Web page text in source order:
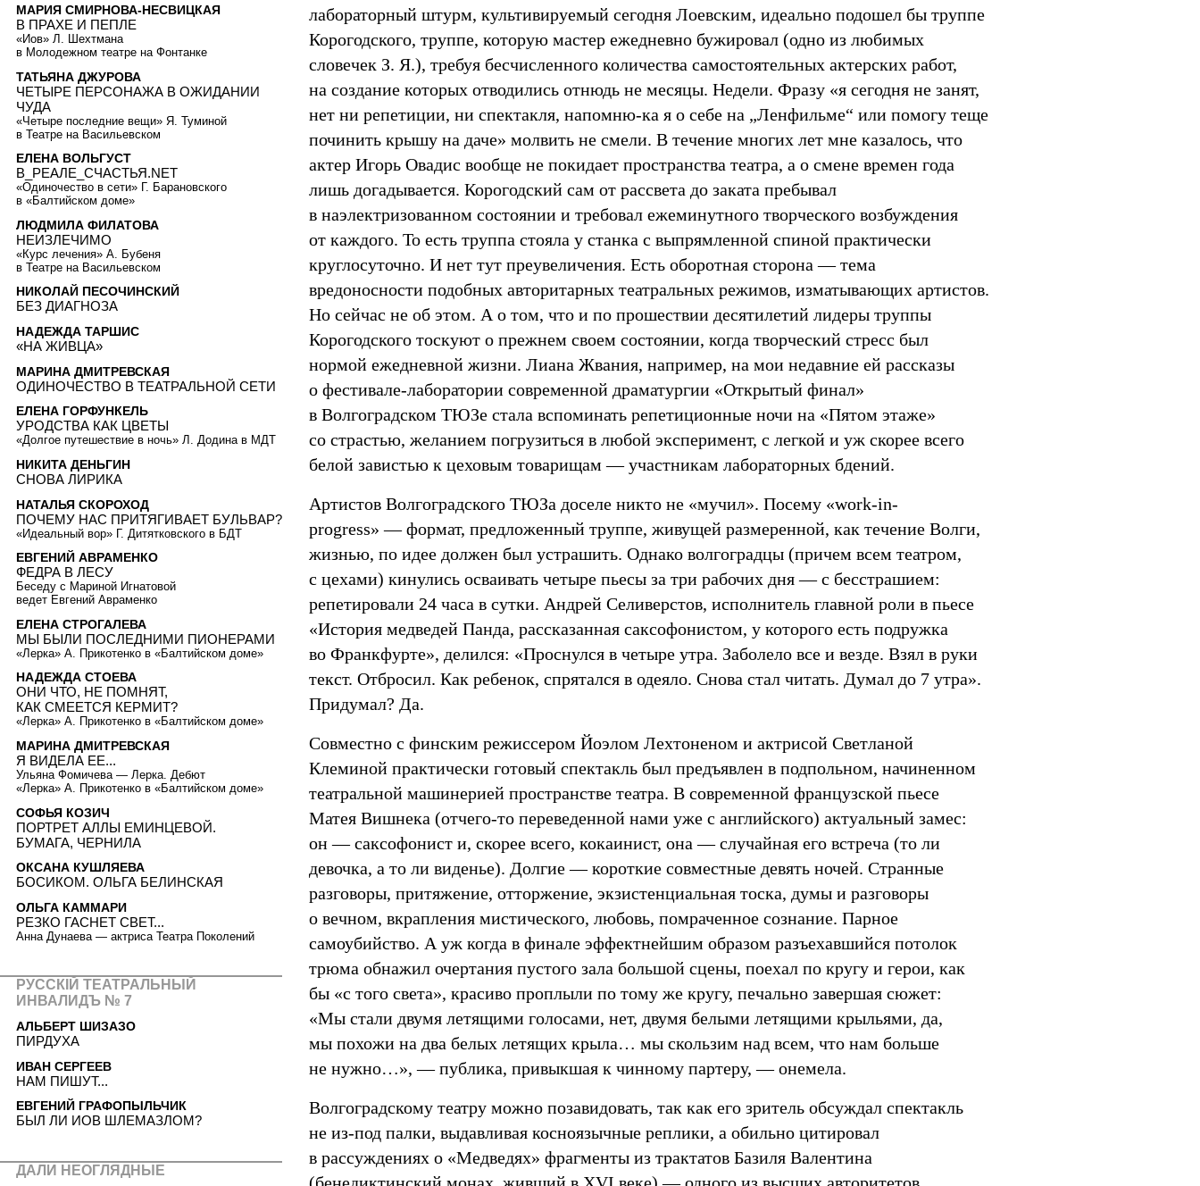
лабораторный штурм, культивируемый сегодня Лоевским, идеально подошел бы труппе
Корогодского, труппе, которую мастер ежедневно бужировал (одно из любимых
словечек З. Я.), требуя бесчисленного количества самостоятельных актерских работ,
на создание которых отводились отнюдь не месяцы. Недели. Фразу «я сегодня не занят,
нет ни репетиции, ни спектакля, напомню-ка я о себе на „Ленфильме“ или помогу теще
починить крышу на даче» молвить не смели. В течение многих лет мне казалось, что
актер Игорь Овадис вообще не покидает пространства театра, а о смене времен года
лишь догадывается. Корогодский сам от рассвета до заката пребывал
в наэлектризованном состоянии и требовал ежеминутного творческого возбуждения
от каждого. То есть труппа стояла у станка с выпрямленной спиной практически
круглосуточно. И нет тут преувеличения. Есть оборотная сторона — тема
вредоносности подобных авторитарных театральных режимов, изматывающих артистов.
Но сейчас не об этом. А о том, что и по прошествии десятилетий лидеры труппы
Корогодского тоскуют о прежнем своем состоянии, когда творческий стресс был
нормой ежедневной жизни. Лиана Жвания, например, на мои недавние ей рассказы
о фестивале-лаборатории современной драматургии «Открытый финал»
в Волгоградском ТЮЗе стала вспоминать репетиционные ночи на «Пятом этаже»
со страстью, желанием погрузиться в любой эксперимент, с легкой и уж скорее всего
белой завистью к цеховым товарищам — участникам лабораторных бдений.
Артистов Волгоградского ТЮЗа доселе никто не «мучил». Посему «work-in-
progress» — формат, предложенный труппе, живущей размеренной, как течение Волги,
жизнью, по идее должен был устрашить. Однако волгоградцы (причем всем театром,
с цехами) кинулись осваивать четыре пьесы за три рабочих дня — с бесстрашием:
репетировали 24 часа в сутки. Андрей Селиверстов, исполнитель главной роли в пьесе
«История медведей Панда, рассказанная саксофонистом, у которого есть подружка
во Франкфурте», делился: «Проснулся в четыре утра. Заболело все и везде. Взял в руки
текст. Отбросил. Как ребенок, спрятался в одеяло. Снова стал читать. Думал до 7 утра».
Придумал? Да.
Совместно с финским режиссером Йоэлом Лехтоненом и актрисой Светланой
Клеминой практически готовый спектакль был предъявлен в подпольном, начиненном
театральной машинерией пространстве театра. В современной французской пьесе
Матея Вишнека (отчего-то переведенной нами уже с английского) актуальный замес:
он — саксофонист и, скорее всего, кокаинист, она — случайная его встреча (то ли
девочка, а то ли виденье). Долгие — короткие совместные девять ночей. Странные
разговоры, притяжение, отторжение, экзистенциальная тоска, думы и разговоры
о вечном, вкрапления мистического, любовь, помраченное сознание. Парное
самоубийство. А уж когда в финале эффектнейшим образом разъехавшийся потолок
трюма обнажил очертания пустого зала большой сцены, поехал по кругу и герои, как
бы «с того света», красиво проплыли по тому же кругу, печально завершая сюжет:
«Мы стали двумя летящими голосами, нет, двумя белыми летящими крыльями, да,
мы похожи на два белых летящих крыла… мы скользим над всем, что нам больше
не нужно…», — публика, привыкшая к чинному партеру, — онемела.
Волгоградскому театру можно позавидовать, так как его зритель обсуждал спектакль
не из-под палки, выдавливая косноязычные реплики, а обильно цитировал
в рассуждениях о «Медведях» фрагменты из трактатов Базиля Валентина
МАРИЯ СМИРНОВА-НЕСВИЦКАЯ
В ПРАХЕ И ПЕПЛЕ
«Иов» Л. Шехтмана
в Молодежном театре на Фонтанке
ТАТЬЯНА ДЖУРОВА
ЧЕТЫРЕ ПЕРСОНАЖА В ОЖИДАНИИ
ЧУДА
«Четыре последние вещи» Я. Туминой
в Театре на Васильевском
ЕЛЕНА ВОЛЬГУСТ
В_РЕАЛЕ_СЧАСТЬЯ.NET
«Одиночество в сети» Г. Барановского
в «Балтийском доме»
ЛЮДМИЛА ФИЛАТОВА
НЕИЗЛЕЧИМО
«Курс лечения» А. Бубеня
в Театре на Васильевском
НИКОЛАЙ ПЕСОЧИНСКИЙ
БЕЗ ДИАГНОЗА
НАДЕЖДА ТАРШИС
«НА ЖИВЦА»
МАРИНА ДМИТРЕВСКАЯ
ОДИНОЧЕСТВО В ТЕАТРАЛЬНОЙ СЕТИ
ЕЛЕНА ГОРФУНКЕЛЬ
УРОДСТВА КАК ЦВЕТЫ
«Долгое путешествие в ночь» Л. Додина в МДТ
НИКИТА ДЕНЬГИН
СНОВА ЛИРИКА
НАТАЛЬЯ СКОРОХОД
ПОЧЕМУ НАС ПРИТЯГИВАЕТ БУЛЬВАР?
«Идеальный вор» Г. Дитятковского в БДТ
ЕВГЕНИЙ АВРАМЕНКО
ФЕДРА В ЛЕСУ
Беседу с Мариной Игнатовой
ведет Евгений Авраменко
ЕЛЕНА СТРОГАЛЕВА
МЫ БЫЛИ ПОСЛЕДНИМИ ПИОНЕРАМИ
«Лерка» А. Прикотенко в «Балтийском доме»
НАДЕЖДА СТОЕВА
ОНИ ЧТО, НЕ ПОМНЯТ,
КАК СМЕЕТСЯ КЕРМИТ?
«Лерка» А. Прикотенко в «Балтийском доме»
МАРИНА ДМИТРЕВСКАЯ
Я ВИДЕЛА ЕЕ...
Ульяна Фомичева — Лерка. Дебют
«Лерка» А. Прикотенко в «Балтийском доме»
СОФЬЯ КОЗИЧ
ПОРТРЕТ АЛЛЫ ЕМИНЦЕВОЙ.
БУМАГА, ЧЕРНИЛА
ОКСАНА КУШЛЯЕВА
БОСИКОМ. ОЛЬГА БЕЛИНСКАЯ
ОЛЬГА КАММАРИ
РЕЗКО ГАСНЕТ СВЕТ...
Анна Дунаева — актриса Театра Поколений
РУССКIЙ ТЕАТРАЛЬНЫЙ
ИНВАЛИДЪ № 7
АЛЬБЕРТ ШИЗАЗО
ПИРДУХА
ИВАН СЕРГЕЕВ
НАМ ПИШУТ...
ЕВГЕНИЙ ГРАФОПЫЛЬЧИК
БЫЛ ЛИ ИОВ ШЛЕМАЗЛОМ?
ДАЛИ НЕОГЛЯДНЫЕ